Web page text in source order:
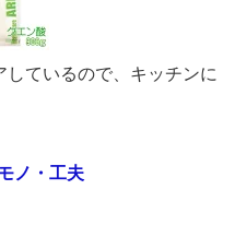
ているので、キッチンに
ノ・工夫